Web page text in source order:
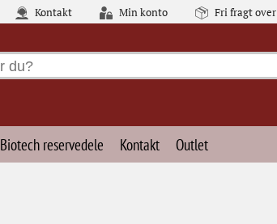
Kontakt Min konto Fri fragt over
Biotech reservedele Kontakt Outlet